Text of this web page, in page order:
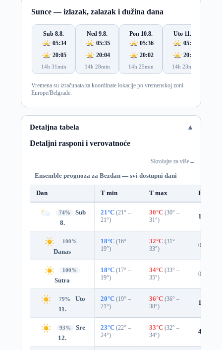
Sunce — izlazak, zalazak i dužina dana
Sub 8.8.
05:34
20:05
14h 31min
Ned 9.8.
05:35
20:04
14h 28min
Pon 10.8.
05:36
20:02
14h 25min
Uto 11.8.
05:38
20:01
14h 23min
Vremena su izračunata za koordinate lokacije po vremenskoj zoni
Europe/Belgrade.
Detaljna tabela
Detaljni rasponi i verovatnoće
Skrolujte za više→
Ensemble prognoza za Bezdan — svi dostupni dani
Dan T min T max
74%
Sub
8.
21°C (21° –
21°)
30°C (30° –
31°)
18%
100%
Danas
18°C (16° –
19°)
32°C (31° –
33°)
0%
100%
Sutra
18°C (17° –
19°)
34°C (33° –
35°)
0%
79%
Uto
11.
20°C (19° –
21°)
36°C (36° –
38°)
11%
93%
Sre
12.
23°C (22° –
24°)
33°C (32° –
34°)
4%